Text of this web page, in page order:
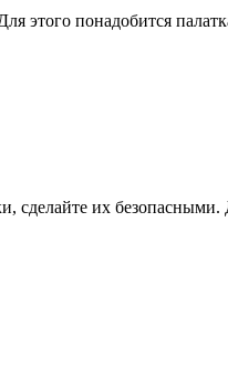
этого понадобится
сделайте их